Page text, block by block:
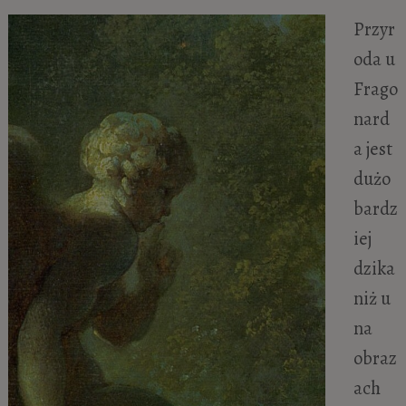
Przyr
oda u
Frago
nard
a jest
dużo
bardz
iej
dzika
niż u
na
obraz
ach